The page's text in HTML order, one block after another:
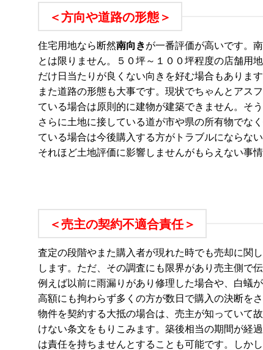
＜方向や道路の形態＞
住宅用地なら断然南向きが一番評価が高いです。
とは限りません。５０坪～１００坪程度の店舗用
だけ日当たりが良くない向きを好む場合もあります
また道路の形態も大事です。現状でちゃんとアス
ている場合は原則的に建物が建築できません。そ
さらに土地に接している道が市や県の所有物でな
ている場合は今後購入する方がトラブルにならな
それほど土地評価に影響しませんがもらえない事
＜売主の契約不適合責任＞
査定の段階やまた購入者が現れた時でも売却に関
します。ただ、その調査にも限界があり売主側で
例えば以前に雨漏りがあり修理した場合や、白蟻
高額にも拘わらず多くの方が数日で購入の決断を
物件を契約する大抵の場合は、売主が知っていて
けない条文をもりこみます。築後相当の期間が経
は責任を持ちませんとすることも可能です。しか